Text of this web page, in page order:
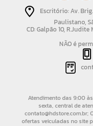
Escritório: Av.
Paulistano,
CD: Galpão 10,
NÃO é